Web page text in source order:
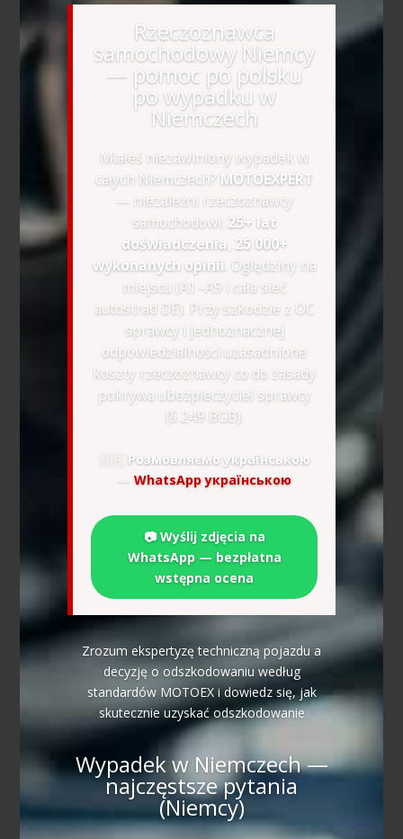
Rzeczoznawca
samochodowy Niemcy
— pomoc po polsku
po wypadku w
Niemczech
Miałeś niezawiniony wypadek w
całych Niemczech? MOTOEXPERT
— niezależni rzeczoznawcy
samochodowi: 25+ lat
doświadczenia, 25 000+
wykonanych opinii . Oględziny na
miejscu (A1–A9 i cała sieć
autostrad DE). Przy szkodzie z OC
sprawcy i jednoznacznej
odpowiedzialności uzasadnione
koszty rzeczoznawcy co do zasady
pokrywa ubezpieczyciel sprawcy
(§ 249 BGB).
🇺🇦 Розмовляємо українською
— WhatsApp українською
📷 Wyślij zdjęcia na
WhatsApp — bezpłatna
wstępna ocena
Zrozum ekspertyzę techniczną pojazdu a
decyzję o odszkodowaniu według
standardów MOTOEX i dowiedz się, jak
skutecznie uzyskać odszkodowanie
Wypadek w Niemczech —
najczęstsze pytania
(Niemcy)